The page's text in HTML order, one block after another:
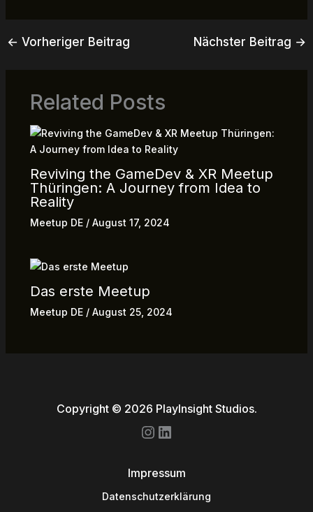
← Vorheriger Beitrag Nächster Beitrag →
Related Posts
Reviving the GameDev & XR Meetup
Thüringen: A Journey from Idea to
Reality
Meetup DE/ August 17, 2024
Das erste Meetup
Meetup DE/ August 25, 2024
Copyright © 2026 PlayInsight Studios.
Impressum
Datenschutzerklärung